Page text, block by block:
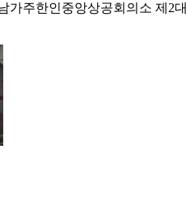
가주한인중앙상공회의소 제2